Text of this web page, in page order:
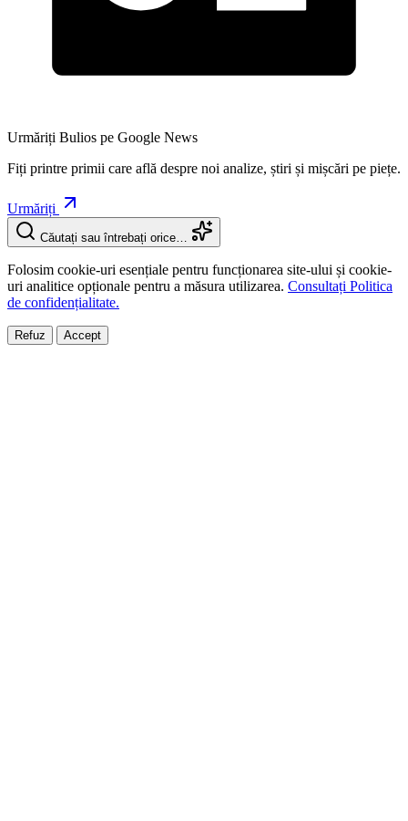
Urmăriți Bulios pe Google News
Fiți printre primii care află despre noi analize, știri și mișcări pe piețe.
Urmăriți
Căutați sau întrebați orice…
Folosim cookie-uri esențiale pentru funcționarea site-ului și cookie-
uri analitice opționale pentru a măsura utilizarea. Consultați Politica
de confidențialitate.
Refuz Accept